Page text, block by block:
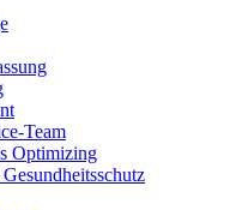
Team
Optimizing